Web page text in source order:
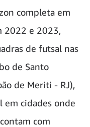
completa em
2022 e 2023,
de futsal nas
de Santo
de Meriti - RJ),
em cidades onde
com